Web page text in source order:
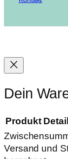
Dein
Produkte
Produkt
Versand und